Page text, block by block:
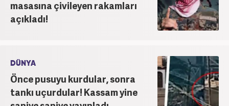
masasına çivileyen rakamları
açıkladı!
DÜNYA
Önce pusuyu kurdular, sonra
tankı uçurdular! Kassam yine